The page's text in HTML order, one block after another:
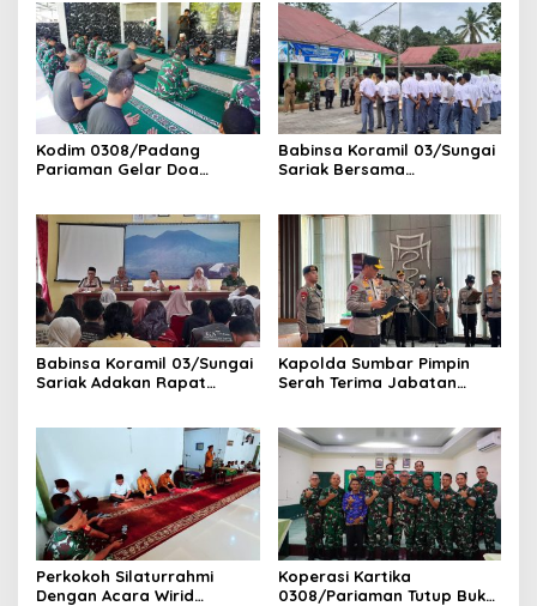
Kodim 0308/Padang
Pariaman Gelar Doa
Bonjol
Babinsa Koramil 03/Sungai
Sariak Bersama
Seleksi Calon Anggota
Paskibra Tingkat
Kecamatan VII Koto
Patamuan
Babinsa Koramil 03/Sungai
Sariak Adakan Rapat
Kapolda Sumbar Pimpin
Serah Terima Jabatan
Perkokoh Silaturrahmi
Dengan Acara Wirid
Koperasi Kartika
0308/Pariaman Tutup Buku